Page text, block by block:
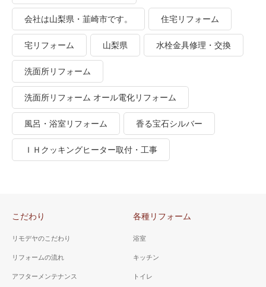
会社は山梨県・韮崎市です。 住宅リフォーム
宅リフォーム 山梨県 水栓金具修理・交換
洗面所リフォーム
洗面所リフォーム オール電化リフォーム
風呂・浴室リフォーム 香る宝石シルバー
ＩＨクッキングヒーター取付・工事
こだわり
リモデヤのこだわり
リフォームの流れ
アフターメンテナンス
各種リフォーム
浴室
キッチン
トイレ